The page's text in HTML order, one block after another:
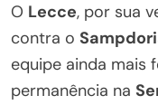
O Lecce, por sua
contra o
equipe ainda mais
permanência na